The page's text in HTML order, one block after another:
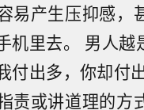
易产生压抑感，
机里去。 男人
付出多，你却付
责或讲道理的方